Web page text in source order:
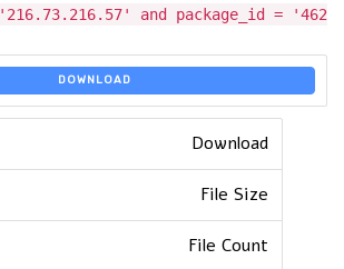
'216.73.216.57' and package_id = '462'
DOWNLOAD
Download
File Size
File Count